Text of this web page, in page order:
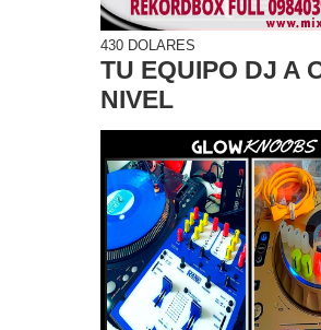
430 DOLARES
TU EQUIPO DJ A
NIVEL